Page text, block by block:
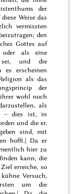
der
Weise das
vermissten
den
Gottes auf
oder als eine
sei, und die
es erscheinen
als das
der
wohl noch
als
– dies ist, in
und die er,
sind, mit
hofft.| Da er
hier zu
kann, die
erreiche, so
Versuch,
um die